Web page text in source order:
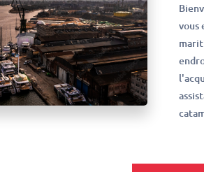
vous